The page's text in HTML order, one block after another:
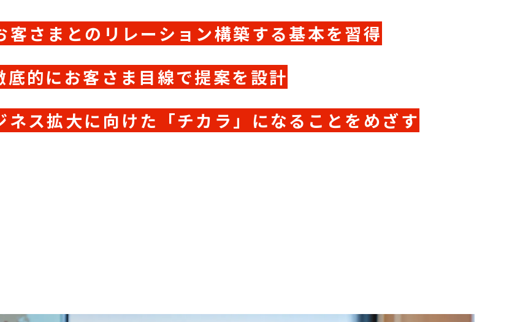
客さまとのリレーション構築する基本を習得
底的にお客さま目線で提案を設計
ネス拡大に向けた「チカラ」になることをめざす